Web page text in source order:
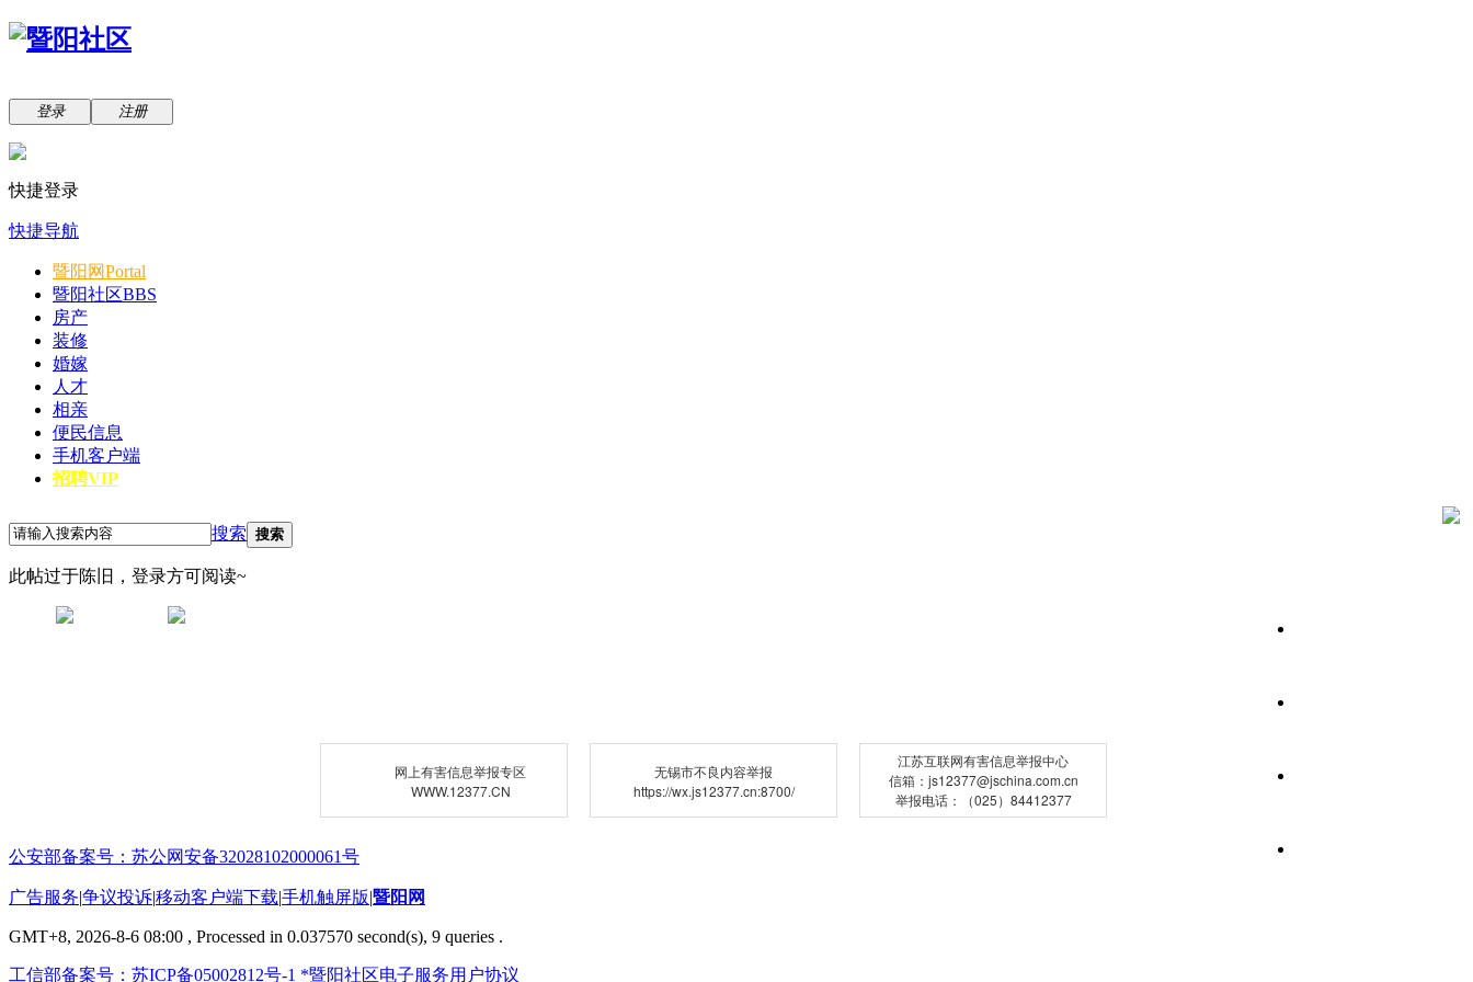
登录 注册
快捷登录
快捷导航
暨阳网Portal
暨阳社区BBS
房产
装修
婚嫁
人才
相亲
便民信息
手机客户端
招聘VIP
搜索 搜索
此帖过于陈旧，登录方可阅读~
网上有害信息举报专区
WWW.12377.CN
无锡市不良内容举报
https://wx.js12377.cn:8700/
江苏互联网有害信息举报中心
信箱：js12377@jschina.com.cn
举报电话：（025）84412377
公安部备案号：苏公网安备32028102000061号
广告服务|争议投诉|移动客户端下载|手机触屏版|暨阳网
GMT+8, 2026-8-6 08:00 , Processed in 0.037570 second(s), 9 queries .
工信部备案号：苏ICP备05002812号-1 *暨阳社区电子服务用户协议